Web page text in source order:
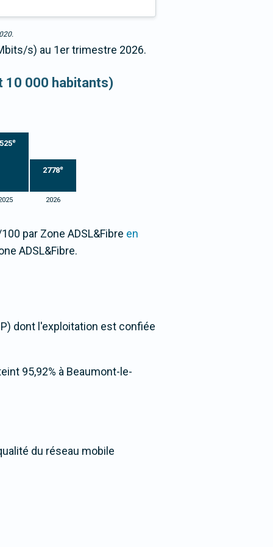
s) au 1er trimestre 2026.
10 000 habitants)
e
2778e
2026
par Zone ADSL&Fibre en
ADSL&Fibre.
dont l'exploitation est confiée
95,92% à Beaumont-le-
du réseau mobile